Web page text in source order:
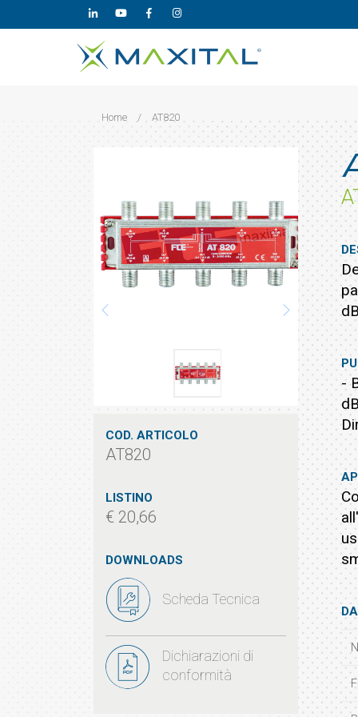
Home / AT820
COD. ARTICOLO
AT820
LISTINO
€ 20,66
DOWNLOADS
Scheda Tecnica
Dichiarazioni di
conformità
-